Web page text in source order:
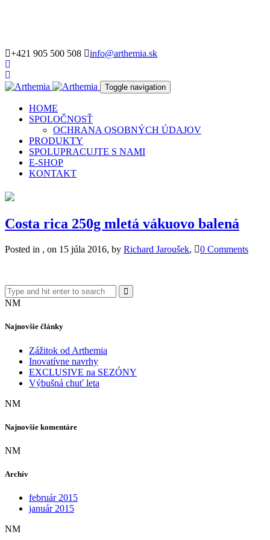
+421 905 500 508 info@arthemia.sk
Toggle navigation
HOME
SPOLOČNOSŤ
OCHRANA OSOBNÝCH ÚDAJOV
PRODUKTY
SPOLUPRACUJTE S NAMI
E-SHOP
KONTAKT
Costa rica 250g mletá vákuovo balená
Posted in , on 15 júla 2016, by Richard Jaroušek, 0 Comments
NM
Najnovšie články
Zážitok od Arthemia
Inovatívne navrhy
EXCLUSIVE na SEZÓNY
Výbušná chuť leta
NM
Najnovšie komentáre
NM
Archív
február 2015
január 2015
NM